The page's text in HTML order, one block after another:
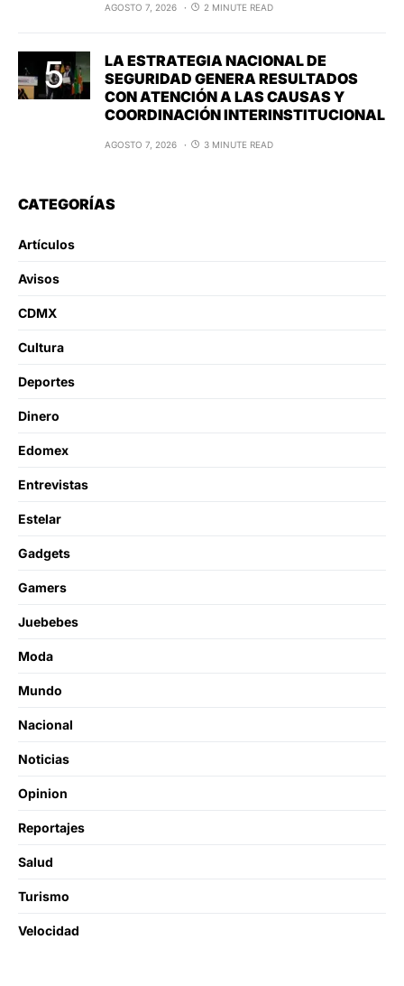
AGOSTO 7, 2026 2 MINUTE READ
LA ESTRATEGIA NACIONAL DE
SEGURIDAD GENERA RESULTADOS
CON ATENCIÓN A LAS CAUSAS Y
COORDINACIÓN INTERINSTITUCIONAL
AGOSTO 7, 2026 3 MINUTE READ
CATEGORÍAS
Artículos
Avisos
CDMX
Cultura
Deportes
Dinero
Edomex
Entrevistas
Estelar
Gadgets
Gamers
Juebebes
Moda
Mundo
Nacional
Noticias
Opinion
Reportajes
Salud
Turismo
Velocidad